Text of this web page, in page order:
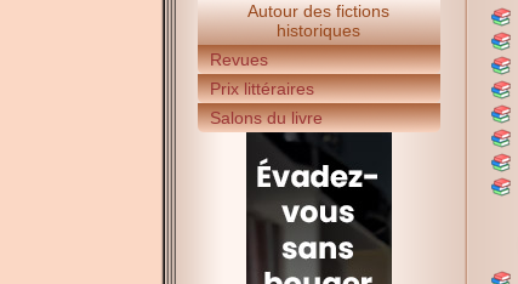
Autour des fictions
historiques
Revues
Prix littéraires
Salons du livre